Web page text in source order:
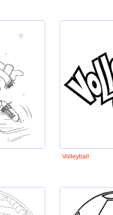
Volleyball